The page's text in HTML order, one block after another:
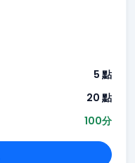
5 點
20 點
100分